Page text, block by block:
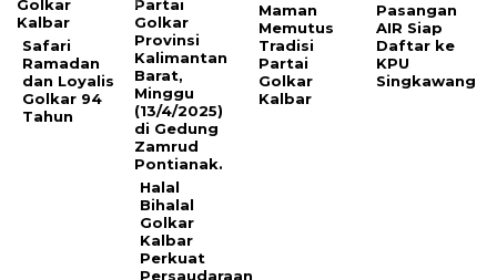
Safari
Ramadan
dan Loyalis
Golkar 94
Tahun
Halal
Bihalal
Golkar
Kalbar
Perkuat
Persaudaraan
Maman
Memutus
Tradisi
Partai
Golkar
Kalbar
Pasangan
AIR Siap
Daftar ke
KPU
Singkawang